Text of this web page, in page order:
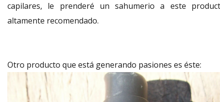
capilares, le prenderé un sahumerio a este
altamente recomendado.
Otro producto que está generando pasiones es éste: